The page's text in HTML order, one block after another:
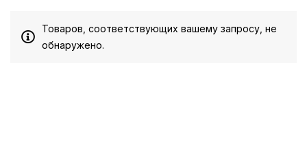
Товаров, соответствующих вашему запросу, не
обнаружено.